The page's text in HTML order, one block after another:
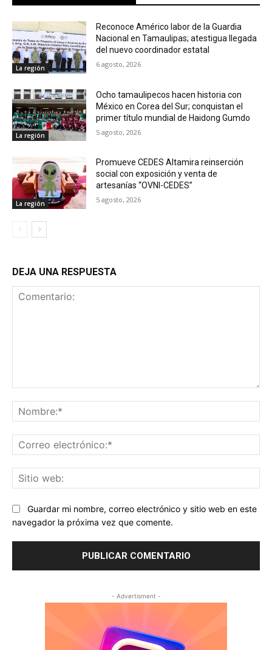
La región
Reconoce Américo labor de la Guardia
Nacional en Tamaulipas; atestigua llegada
del nuevo coordinador estatal
6 agosto, 2026
La región
Ocho tamaulipecos hacen historia con
México en Corea del Sur; conquistan el
primer título mundial de Haidong Gumdo
5 agosto, 2026
La región
Promueve CEDES Altamira reinserción
social con exposición y venta de
artesanías “OVNI-CEDES”
5 agosto, 2026
DEJA UNA RESPUESTA
Guardar mi nombre, correo electrónico y sitio web en este
navegador la próxima vez que comente.
- Advertisment -